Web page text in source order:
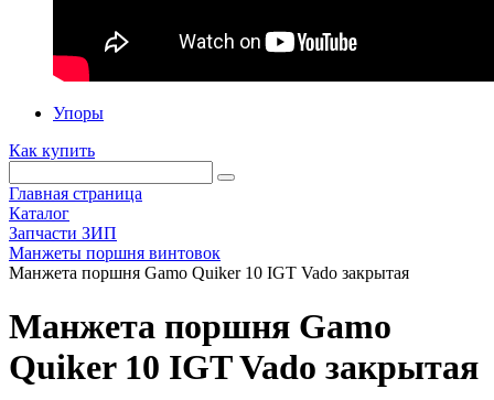
Упоры
Как купить
Главная страница
Каталог
Запчасти ЗИП
Манжеты поршня винтовок
Манжета поршня Gamo Quiker 10 IGT Vado закрытая
Манжета поршня Gamo
Quiker 10 IGT Vado закрытая